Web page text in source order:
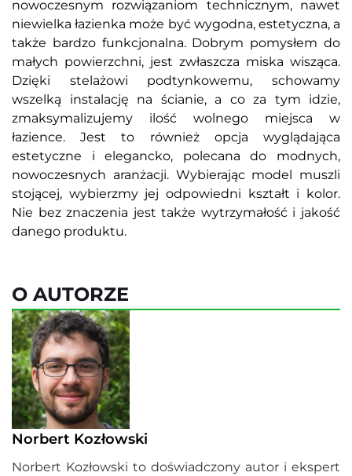
nowoczesnym rozwiązaniom technicznym, nawet
niewielka łazienka może być wygodna, estetyczna, a
także bardzo funkcjonalna. Dobrym pomysłem do
małych powierzchni, jest zwłaszcza miska wisząca.
Dzięki stelażowi podtynkowemu, schowamy
wszelką instalację na ścianie, a co za tym idzie,
zmaksymalizujemy ilość wolnego miejsca w
łazience. Jest to również opcja wyglądająca
estetyczne i elegancko, polecana do modnych,
nowoczesnych aranżacji. Wybierając model muszli
stojącej, wybierzmy jej odpowiedni kształt i kolor.
Nie bez znaczenia jest także wytrzymałość i jakość
danego produktu.
O AUTORZE
Norbert Kozłowski
Norbert Kozłowski to doświadczony autor i ekspert